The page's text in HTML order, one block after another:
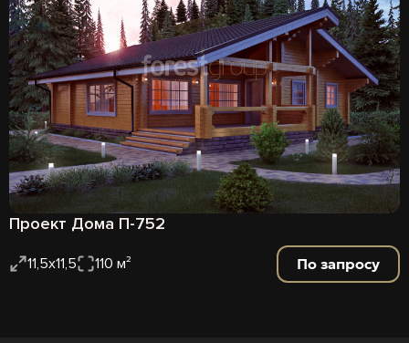
Проект Дома П-752
11,5х11,5 110 м² По запросу